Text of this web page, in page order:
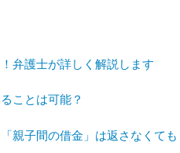
弁護士が詳しく解説します
ことは可能？
親子間の借金」は返さなくても